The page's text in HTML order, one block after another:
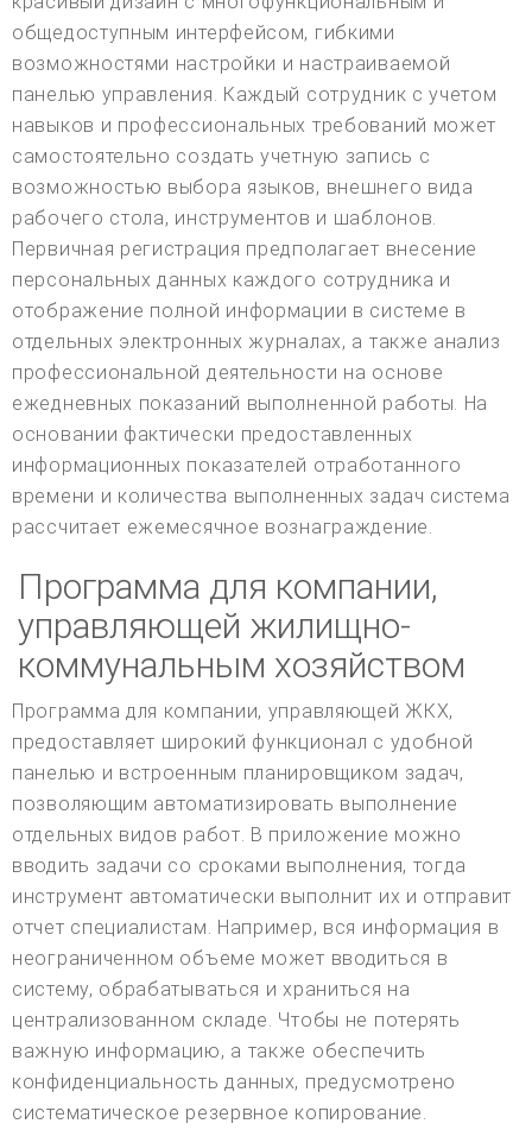
общедоступным интерфейсом, гибкими
возможностями настройки и настраиваемой
панелью управления. Каждый сотрудник с учетом
навыков и профессиональных требований может
самостоятельно создать учетную запись с
возможностью выбора языков, внешнего вида
рабочего стола, инструментов и шаблонов.
Первичная регистрация предполагает внесение
персональных данных каждого сотрудника и
отображение полной информации в системе в
отдельных электронных журналах, а также анализ
профессиональной деятельности на основе
ежедневных показаний выполненной работы. На
основании фактически предоставленных
информационных показателей отработанного
времени и количества выполненных задач система
рассчитает ежемесячное вознаграждение.
Программа для компании,
управляющей жилищно-
коммунальным хозяйством
Программа для компании, управляющей ЖКХ,
предоставляет широкий функционал с удобной
панелью и встроенным планировщиком задач,
позволяющим автоматизировать выполнение
отдельных видов работ. В приложение можно
вводить задачи со сроками выполнения, тогда
инструмент автоматически выполнит их и отправит
отчет специалистам. Например, вся информация в
неограниченном объеме может вводиться в
систему, обрабатываться и храниться на
централизованном складе. Чтобы не потерять
важную информацию, а также обеспечить
конфиденциальность данных, предусмотрено
систематическое резервное копирование.